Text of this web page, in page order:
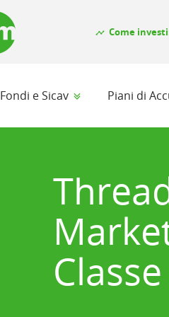
timeline Come
Fondi e Sicav Piani di